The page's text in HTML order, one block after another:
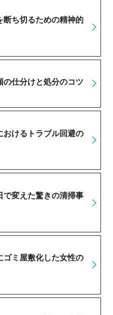
断ち切るための精神的
の仕分けと処分のコツ
おけるトラブル回避の
で変えた驚きの清掃事
ゴミ屋敷化した女性の